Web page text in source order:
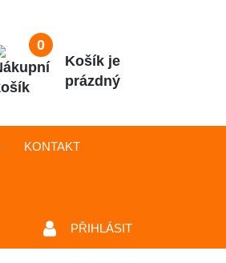
KONTAKT
PŘIHLÁSIT
0
Košík je
prázdný